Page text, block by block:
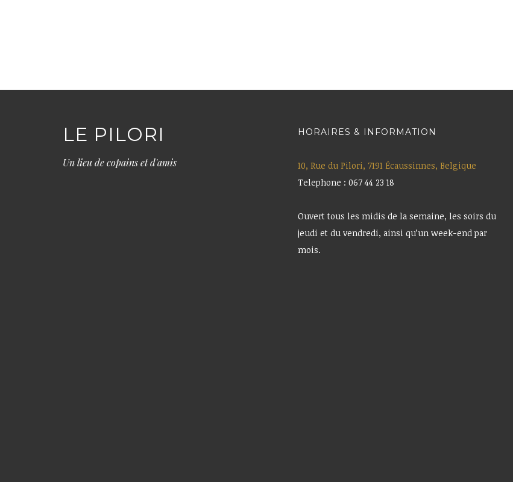
LE PILORI
Un lieu de copains et d'amis
HORAIRES & INFORMATION
10, Rue du Pilori, 7191 Écaussinnes, Belgique
Telephone : 067 44 23 18
Ouvert tous les midis de la semaine, les soirs du
jeudi et du vendredi, ainsi qu’un week-end par
mois.